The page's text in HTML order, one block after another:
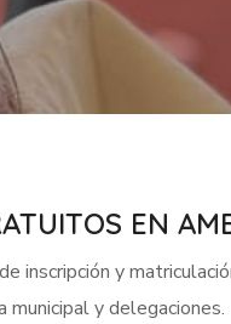
EN
inscripción y
y delegaciones.